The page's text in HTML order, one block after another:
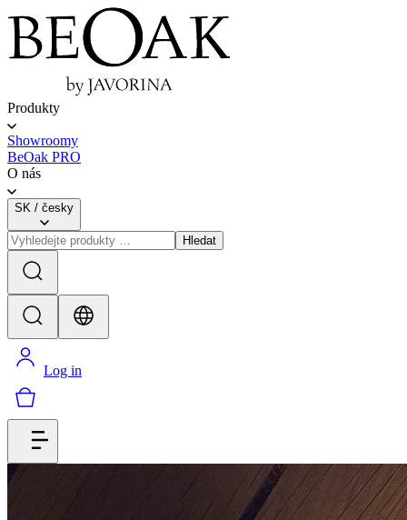
Produkty
Showroomy
BeOak PRO
O nás
SK / česky
Hledat
Log in